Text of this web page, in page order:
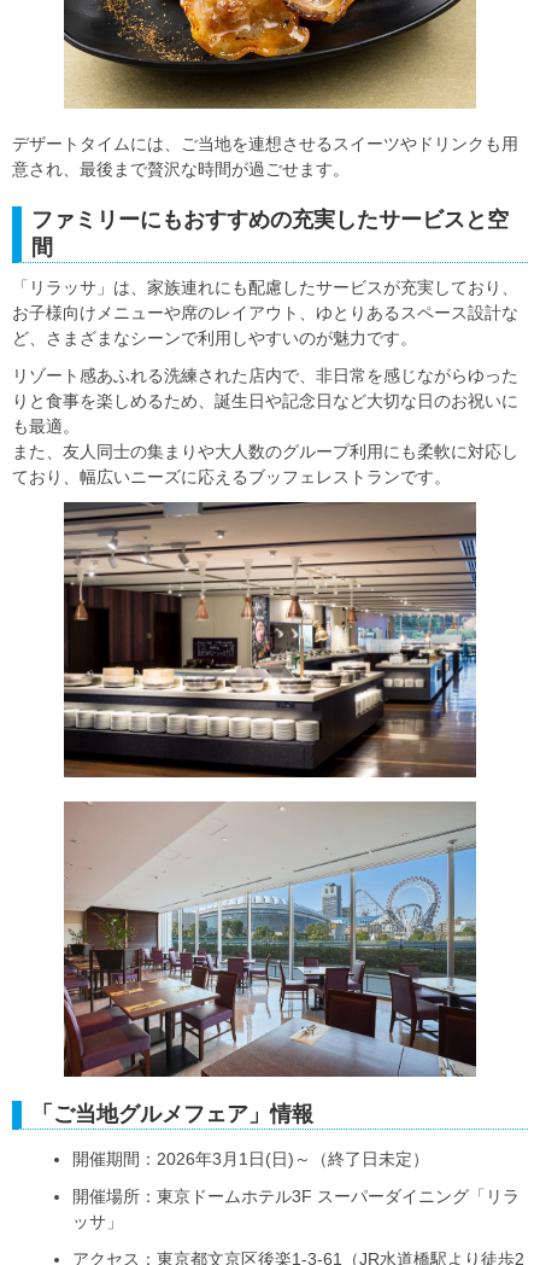
デザートタイムには、ご当地を連想させるスイーツやドリンクも用
意され、最後まで贅沢な時間が過ごせます。
ファミリーにもおすすめの充実したサービスと空
間
「リラッサ」は、家族連れにも配慮したサービスが充実しており、
お子様向けメニューや席のレイアウト、ゆとりあるスペース設計な
ど、さまざまなシーンで利用しやすいのが魅力です。
リゾート感あふれる洗練された店内で、非日常を感じながらゆった
りと食事を楽しめるため、誕生日や記念日など大切な日のお祝いに
も最適。
また、友人同士の集まりや大人数のグループ利用にも柔軟に対応し
ており、幅広いニーズに応えるブッフェレストランです。
「ご当地グルメフェア」情報
開催期間：2026年3月1日(日)～（終了日未定）
開催場所：東京ドームホテル3F スーパーダイニング「リラ
ッサ」
アクセス：東京都文京区後楽1-3-61（JR水道橋駅より徒歩2